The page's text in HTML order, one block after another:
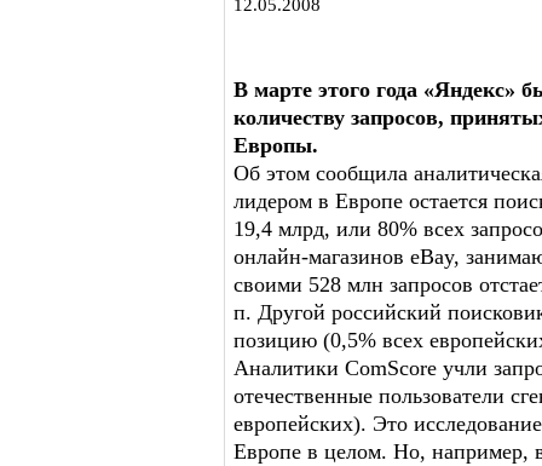
12.05.2008
В марте этого года «Яндекс»
количеству запросов,
Европы.
Об этом сообщила
лидером в Европе остается
19,4 млрд, или 80% всех
онлайн-магазинов eBay,
своими 528 млн запросов
п. Другой российский
позицию (0,5% всех
Аналитики ComScore учли
отечественные пользователи
европейских). Это
Европе в целом. Но, например,